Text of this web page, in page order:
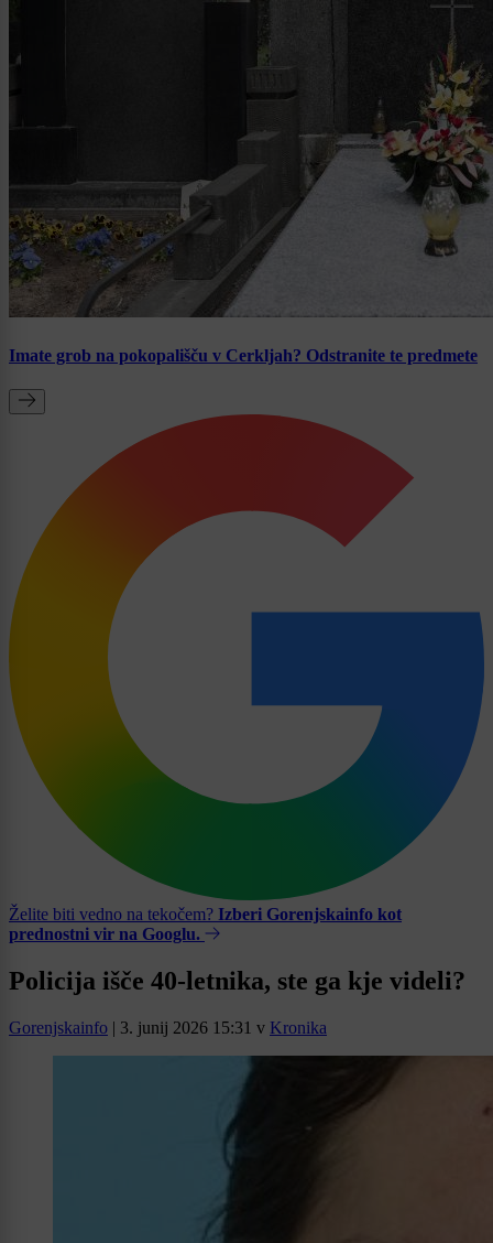
Imate grob na pokopališču v Cerkljah? Odstranite te predmete
Želite biti vedno na tekočem? Izberi Gorenjskainfo kot
prednostni vir na Googlu.
Policija išče 40-letnika, ste ga kje videli?
Gorenjskainfo | 3. junij 2026 15:31 v Kronika